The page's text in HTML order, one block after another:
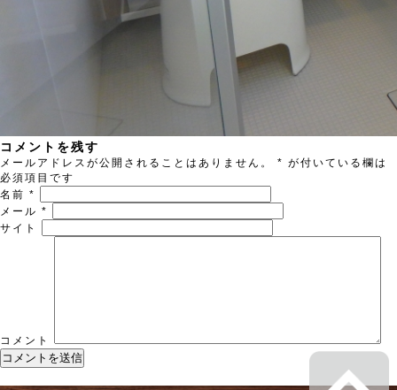
コメントを残す
メールアドレスが公開されることはありません。 * が付いている欄は
必須項目です
名前 *
メール *
サイト
コメント